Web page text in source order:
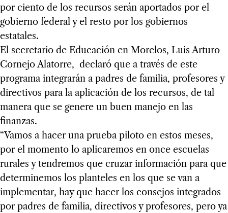
por ciento de los recursos serán aportados por el
gobierno federal y el resto por los gobiernos
estatales.
El secretario de Educación en Morelos, Luis Arturo
Cornejo Alatorre, declaró que a través de este
programa integrarán a padres de familia, profesores y
directivos para la aplicación de los recursos, de tal
manera que se genere un buen manejo en las
finanzas.
“Vamos a hacer una prueba piloto en estos meses,
por el momento lo aplicaremos en once escuelas
rurales y tendremos que cruzar información para que
determinemos los planteles en los que se van a
implementar, hay que hacer los consejos integrados
por padres de familia, directivos y profesores, pero ya